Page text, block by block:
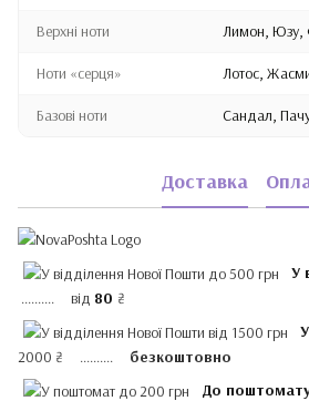
Верхні ноти Лимон, Юзу,
Ноти «серця» Лотос,
Базові ноти Сандал,
Доставка
У
.......... від 80 ₴
2000 ₴ .......... безкоштовно
До